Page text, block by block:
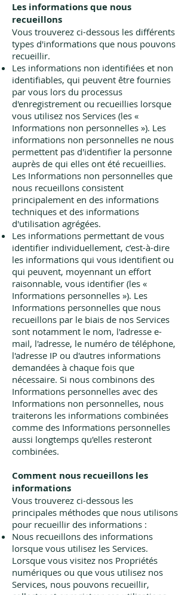
Les informations que nous
recueillons
Vous trouverez ci-dessous les différents
types d'informations que nous pouvons
recueillir.
Les informations non identifiées et non
identifiables, qui peuvent être fournies
par vous lors du processus
d'enregistrement ou recueillies lorsque
vous utilisez nos Services (les «
Informations non personnelles »). Les
informations non personnelles ne nous
permettent pas d'identifier la personne
auprès de qui elles ont été recueillies.
Les Informations non personnelles que
nous recueillons consistent
principalement en des informations
techniques et des informations
d'utilisation agrégées.
Les informations permettant de vous
identifier individuellement, c’est-à-dire
les informations qui vous identifient ou
qui peuvent, moyennant un effort
raisonnable, vous identifier (les «
Informations personnelles »). Les
Informations personnelles que nous
recueillons par le biais de nos Services
sont notamment le nom, l'adresse e-
mail, l'adresse, le numéro de téléphone,
l'adresse IP ou d'autres informations
demandées à chaque fois que
nécessaire. Si nous combinons des
Informations personnelles avec des
Informations non personnelles, nous
traiterons les informations combinées
comme des Informations personnelles
aussi longtemps qu'elles resteront
combinées.
Comment nous recueillons les
informations
Vous trouverez ci-dessous les
principales méthodes que nous utilisons
pour recueillir des informations :
Nous recueillons des informations
lorsque vous utilisez les Services.
Lorsque vous visitez nos Propriétés
numériques ou que vous utilisez nos
Services, nous pouvons recueillir,